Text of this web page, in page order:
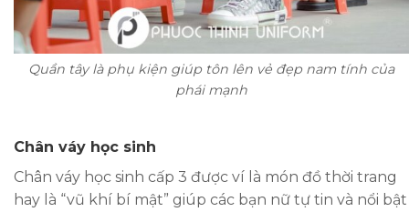
Quần tây là phụ kiện giúp tôn lên vẻ đẹp nam tính của
phái mạnh
Chân váy học sinh
Chân váy học sinh cấp 3 được ví là món đồ thời trang
hay là “vũ khí bí mật” giúp các bạn nữ tự tin và nổi bật